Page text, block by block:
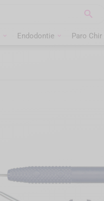

Endodontie Paro